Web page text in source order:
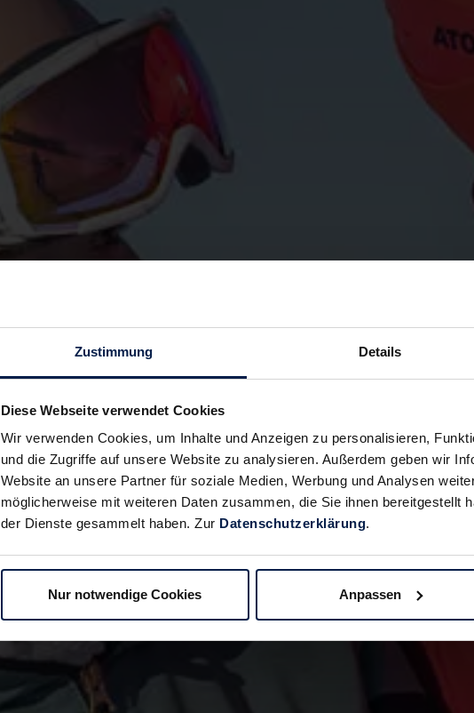
Zustimmung Details
Diese Webseite verwendet Cookies
Wir verwenden Cookies, um Inhalte und Anzeigen zu personalisieren,
und die Zugriffe auf unsere Website zu analysieren. Außerdem geben wir
Website an unsere Partner für soziale Medien, Werbung und Analysen
möglicherweise mit weiteren Daten zusammen, die Sie ihnen bereitgestellt
der Dienste gesammelt haben. Zur Datenschutzerklärung.
Nur notwendige Cookies Anpassen